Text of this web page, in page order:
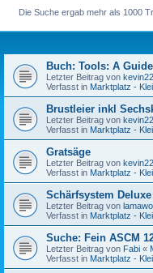
Die Suche ergab mehr als 1000
Buch: Tools: A
Letzter Beitrag von kevin22
Verfasst in Marktplatz -
Brustleier inkl
Letzter Beitrag von kevin22
Verfasst in Marktplatz -
Gratsäge
Letzter Beitrag von kevin22
Verfasst in Marktplatz -
Schärfsystem
Letzter Beitrag von
Verfasst in Marktplatz -
Suche: Fein ASCM
Letzter Beitrag von Fabi «
Verfasst in Marktplatz -